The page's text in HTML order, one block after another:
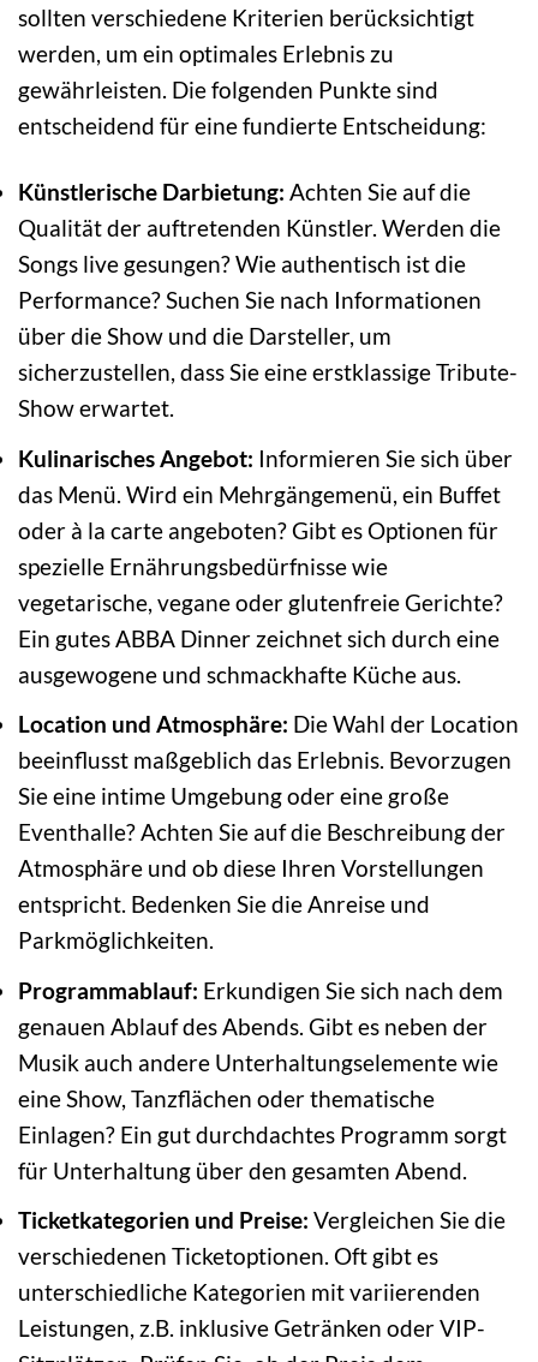
sollten verschiedene Kriterien berücksichtigt
werden, um ein optimales Erlebnis zu
gewährleisten. Die folgenden Punkte sind
entscheidend für eine fundierte Entscheidung:
Künstlerische Darbietung: Achten Sie auf die
Qualität der auftretenden Künstler. Werden die
Songs live gesungen? Wie authentisch ist die
Performance? Suchen Sie nach Informationen
über die Show und die Darsteller, um
sicherzustellen, dass Sie eine erstklassige Tribute-
Show erwartet.
Kulinarisches Angebot: Informieren Sie sich über
das Menü. Wird ein Mehrgängemenü, ein Buffet
oder à la carte angeboten? Gibt es Optionen für
spezielle Ernährungsbedürfnisse wie
vegetarische, vegane oder glutenfreie Gerichte?
Ein gutes ABBA Dinner zeichnet sich durch eine
ausgewogene und schmackhafte Küche aus.
Location und Atmosphäre: Die Wahl der Location
beeinflusst maßgeblich das Erlebnis. Bevorzugen
Sie eine intime Umgebung oder eine große
Eventhalle? Achten Sie auf die Beschreibung der
Atmosphäre und ob diese Ihren Vorstellungen
entspricht. Bedenken Sie die Anreise und
Parkmöglichkeiten.
Programmablauf: Erkundigen Sie sich nach dem
genauen Ablauf des Abends. Gibt es neben der
Musik auch andere Unterhaltungselemente wie
eine Show, Tanzflächen oder thematische
Einlagen? Ein gut durchdachtes Programm sorgt
für Unterhaltung über den gesamten Abend.
Ticketkategorien und Preise: Vergleichen Sie die
verschiedenen Ticketoptionen. Oft gibt es
unterschiedliche Kategorien mit variierenden
Leistungen, z.B. inklusive Getränken oder VIP-